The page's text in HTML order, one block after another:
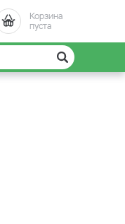
Корзина
пуста